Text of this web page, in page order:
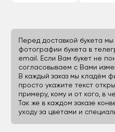
Перед доставкой букета
фотографии букета в
email. Если Вам букет не
согласовываем с Вами
В каждый заказ мы кладём
просто укажите текст
примеру, кому и от кого, в
Так же в каждом заказе
уходу за цветами и